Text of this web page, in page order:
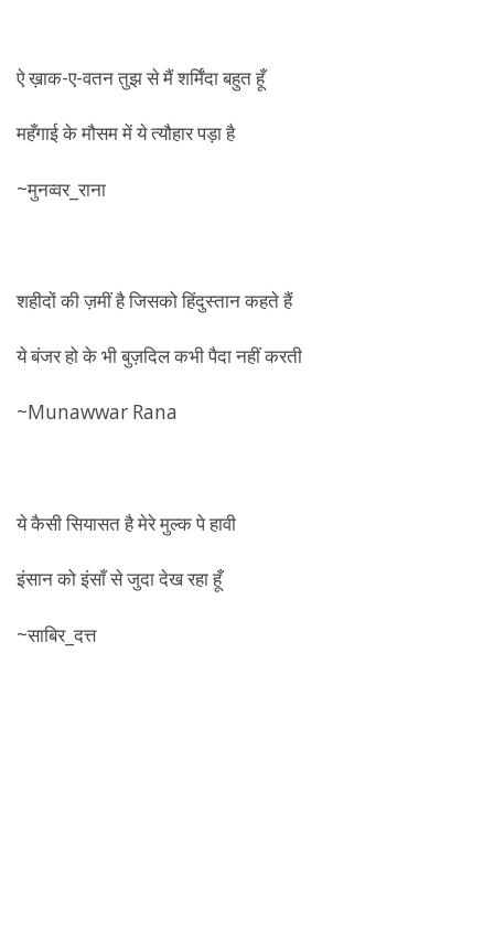
ऐ ख़ाक-ए-वतन तुझ से मैं शर्मिंदा बहुत हूँ
महँगाई के मौसम में ये त्यौहार पड़ा है
~मुनव्वर_राना
शहीदों की ज़मीं है जिसको हिंदुस्तान कहते हैं
ये बंजर हो के भी बुज़दिल कभी पैदा नहीं करती
~Munawwar Rana
ये कैसी सियासत है मेरे मुल्क पे हावी
इंसान को इंसाँ से जुदा देख रहा हूँ
~साबिर_दत्त